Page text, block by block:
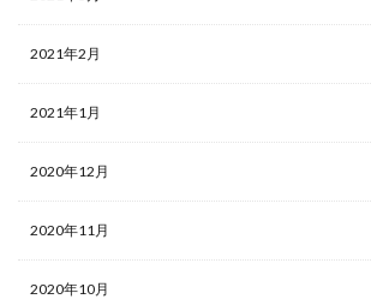
2021年2月
2021年1月
2020年12月
2020年11月
2020年10月